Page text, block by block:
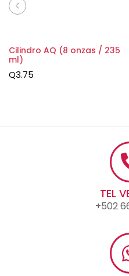
Cilindro AQ (8 onzas / 235
ml)
Q3.75
TEL
+502